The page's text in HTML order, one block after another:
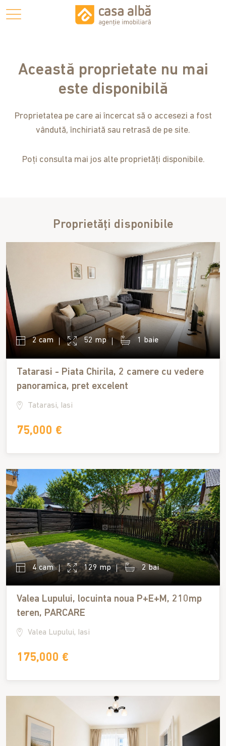
Această proprietate nu mai
este disponibilă
Proprietatea pe care ai încercat să o accesezi a fost
vândută, închiriată sau retrasă de pe site.
Poți consulta mai jos alte proprietăți disponibile.
Proprietăți disponibile
2 cam 52 mp 1 baie
Tatarasi - Piata Chirila, 2 camere cu vedere
panoramica, pret excelent
Tatarasi, Iasi
75,000 €
4 cam 129 mp 2 bai
Valea Lupului, locuinta noua P+E+M, 210mp
teren, PARCARE
Valea Lupului, Iasi
175,000 €